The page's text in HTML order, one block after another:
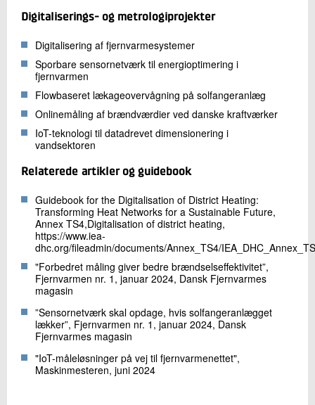
Digitaliserings- og metrologiprojekter
Digitalisering af fjernvarmesystemer
Sporbare sensornetværk til energioptimering i
fjernvarmen
Flowbaseret lækageovervågning på solfangeranlæg
Onlinemåling af brændværdier ved danske kraftværker
IoT-teknologi til datadrevet dimensionering i
vandsektoren
Relaterede artikler og guidebook
Guidebook for the Digitalisation of District Heating:
Transforming Heat Networks for a Sustainable Future,
Annex TS4,Digitalisation of district heating,
https://www.iea-
dhc.org/fileadmin/documents/Annex_TS4/
"Forbedret måling giver bedre brændselseffektivitet”,
Fjernvarmen nr. 1, januar 2024, Dansk Fjernvarmes
magasin
”Sensornetværk skal opdage, hvis solfangeranlægget
lækker”, Fjernvarmen nr. 1, januar 2024, Dansk
Fjernvarmes magasin
"IoT-måleløsninger på vej til fjernvarmenettet",
Maskinmesteren, juni 2024